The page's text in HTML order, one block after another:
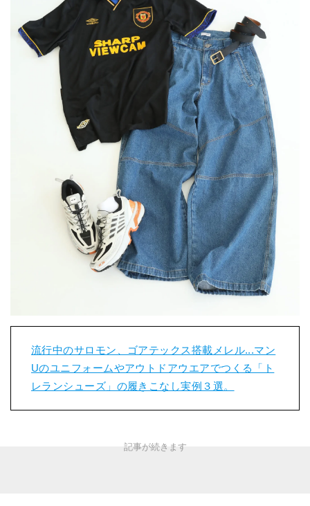
流行中のサロモン、ゴアテックス搭載メレル...マン
Uのユニフォームやアウトドアウエアでつくる「ト
レランシューズ」の履きこなし実例３選。